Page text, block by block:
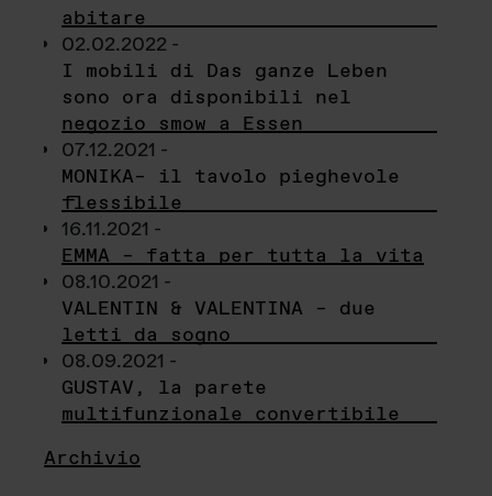
abitare
02.02.2022 -
I mobili di Das ganze Leben
sono ora disponibili nel
negozio smow a Essen
07.12.2021 -
MONIKA– il tavolo pieghevole
flessibile
16.11.2021 -
EMMA – fatta per tutta la vita
08.10.2021 -
VALENTIN & VALENTINA – due
letti da sogno
08.09.2021 -
GUSTAV, la parete
multifunzionale convertibile
Archivio